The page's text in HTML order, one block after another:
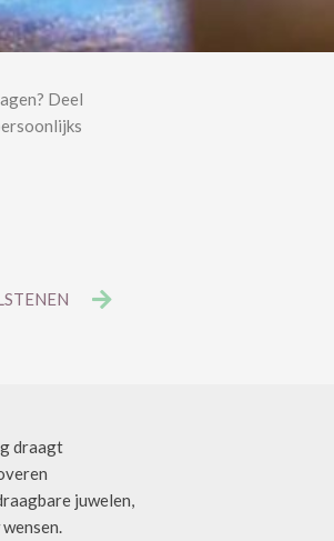
Deel
draagt
juwelen,